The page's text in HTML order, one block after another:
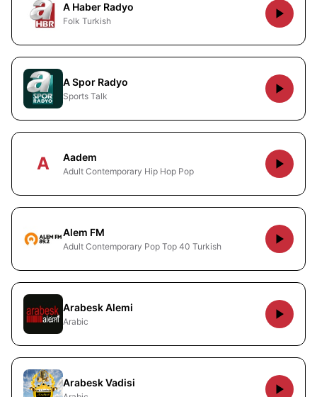
A Haber Radyo
Folk Turkish
A Spor Radyo
Sports Talk
A Aadem
Adult Contemporary Hip Hop Pop
Alem FM
Adult Contemporary Pop Top 40 Turkish
Arabesk Alemi
Arabic
Arabesk Vadisi